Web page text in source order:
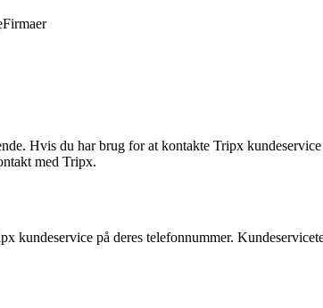
Firmaer
Hvis du har brug for at kontakte Tripx
med Tripx.
kundeservice på deres telefonnummer.